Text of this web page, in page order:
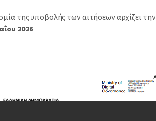
της υποβολής των αιτήσεων αρχίζει την
2026